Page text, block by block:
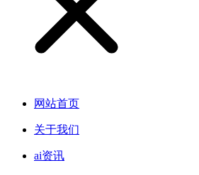
网站首页
关于我们
ai资讯